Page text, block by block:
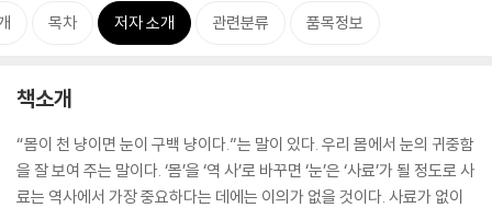
목차 저자 소개 관련분류 품목정보
책소개
“몸이 천 냥이면 눈이 구백 냥이다.”는 말이 있다. 우리 몸에서 눈의 귀중함
을 잘 보여 주는 말이다. ‘몸’을 ‘역 사’로 바꾸면 ‘눈’은 ‘사료’가 될 정도로 사
료는 역사에서 가장 중요하다는 데에는 이의가 없을 것이다. 사료가 없이